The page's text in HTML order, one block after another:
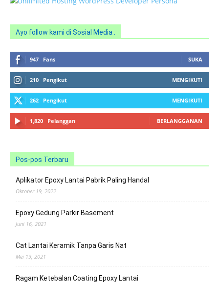
Ayo follow kami di Sosial Media :
947 Fans SUKA
210 Pengikut MENGIKUTI
262 Pengikut MENGIKUTI
1,820 Pelanggan BERLANGGANAN
Pos-pos Terbaru
Aplikator Epoxy Lantai Pabrik Paling Handal
Oktober 19, 2022
Epoxy Gedung Parkir Basement
Juni 16, 2021
Cat Lantai Keramik Tanpa Garis Nat
Mei 19, 2021
Ragam Ketebalan Coating Epoxy Lantai